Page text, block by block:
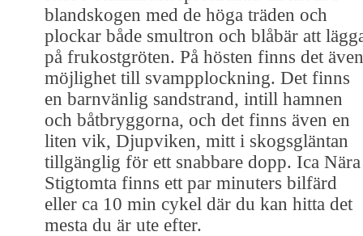
blandskogen med de höga träden och
plockar både smultron och blåbär att
på frukostgröten. På hösten finns det även
möjlighet till svampplockning. Det finns
en barnvänlig sandstrand, intill hamnen
och båtbryggorna, och det finns även en
liten vik, Djupviken, mitt i skogsgläntan
tillgänglig för ett snabbare dopp. Ica Nära
Stigtomta finns ett par minuters bilfärd
eller ca 10 min cykel där du kan hitta det
mesta du är ute efter.